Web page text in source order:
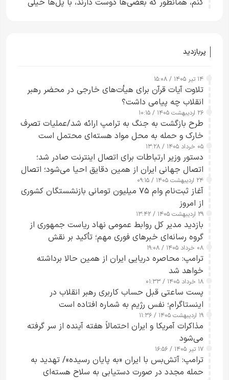
پربازدید
۱۴ تیر ۱۴۰۵ / ۱۵:۰۸
تلاوت آیات قرآن برای هیأت‌های خارجی در محضر رهبر
انقلاب چه پیامی داشت؟
۲۶ اردیبهشت ۱۴۰۵ / ۱۰:۱۵
طرح‌ بازگشت به جنگ به ترامپ ارائه شد/عملیات تصرف
خارک و حمله به محل مواد هسته‌ای محتمل است
۰۵ خرداد ۱۴۰۵ / ۱۳:۲۸
دستور وزیر ارتباطات برای اتصال اینترنت صادر شد؛
اتصال جهانی ایران از همین دقایق احیا می‌شود؛ اتصال
کامل مردم تا ۲۴ ساعت آینده
۲۴ اردیبهشت ۱۴۰۵ / ۰۹:۱۵
آغاز ثبت‌نام وام ۷۵ میلیون تومانی بازنشستگان کشوری
از امروز
۲۹ اردیبهشت ۱۴۰۵ / ۱۳:۴۲
بازدید مدیر کل روابط عمومی نهاد ریاست جمهوری از
گروه رسانه‌ای خبرهای فوری مهم؛ تأکید بر نقش
رسانه‌های هوشمند و مسئول در ارتقای آگاهی عمومی
۰۸ خرداد ۱۴۰۵ / ۱۹:۰۸
ترامپ: محاصره دریایی ایران از همین حالا برداشته
خواهد شد
۱۸ خرداد ۱۴۰۵ / ۰۱:۳۳
پست ساعتی قبل حساب کاربری رهبر انقلاب در
اینستاگرام؛ نفس رژیم به شماره افتاده است​
۱۹ اردیبهشت ۱۴۰۵ / ۱۱:۳۶
مذاکرات آمریکا و ایران احتمالاً هفته آینده از سر گرفته
می‌شود
۱۷ تیر ۱۴۰۵ / ۱۶:۵۶
ترامپ: آتش‌بس با ایران «به پایان رسیده»/ تهدید به
حمله مجدد در صورت دستیابی به سلاح هسته‌ای